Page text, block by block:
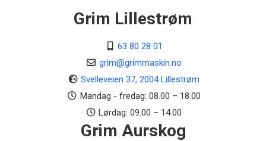
Grim Lillestrøm
63 80 28 01
grim@grimmaskin.no
Svelleveien 37, 2004 Lillestrøm
Mandag - fredag: 08.00 – 18.00
Lørdag: 09.00 – 14.00
Grim Aurskog